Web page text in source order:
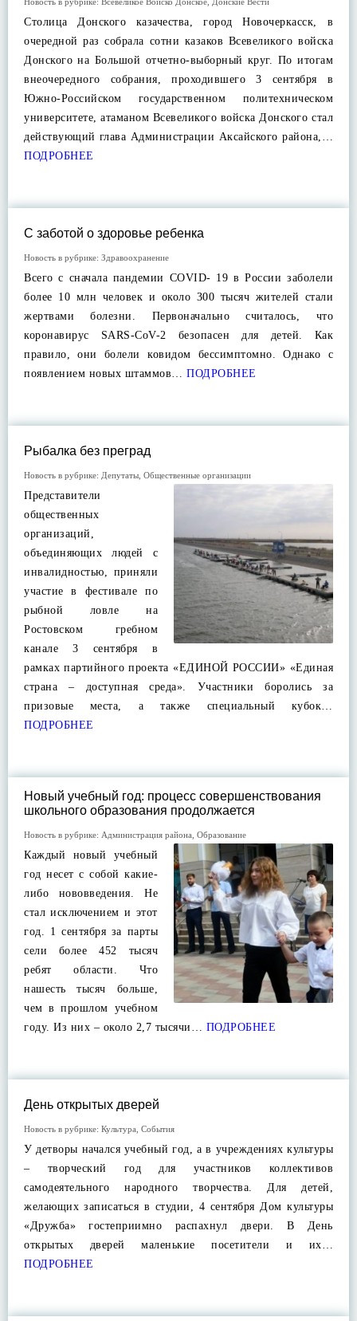
Столица Донского казачества, город Новочеркасск, в
очередной раз собрала сотни казаков Всевеликого войска
Донского на Большой отчетно-выборный круг. По итогам
внеочередного собрания, проходившего 3 сентября в
Южно-Российском государственном политехническом
университете, атаманом Всевеликого войска Донского стал
действующий глава Администрации Аксайского района,…
ПОДРОБНЕЕ
С заботой о здоровье ребенка
Новость в рубрике: Здравоохранение
Всего с сначала пандемии COVID- 19 в России заболели
более 10 млн человек и около 300 тысяч жителей стали
жертвами болезни. Первоначально считалось, что
коронавирус SARS-CoV-2 безопасен для детей. Как
правило, они болели ковидом бессимптомно. Однако с
появлением новых штаммов… ПОДРОБНЕЕ
Рыбалка без преград
Новость в рубрике: Депутаты Общественные организации
Представители
общественных
организаций,
объединяющих людей с
инвалидностью, приняли
участие в фестивале по
рыбной ловле на
Ростовском гребном
канале 3 сентября в
рамках партийного проекта «ЕДИНОЙ РОССИИ» «Единая
страна – доступная среда». Участники боролись за
призовые места, а также специальный кубок…
ПОДРОБНЕЕ
Новый учебный год: процесс совершенствования
школьного образования продолжается
Новость в рубрике: Администрация района Образование
Каждый новый учебный
год несет с собой какие-
либо нововведения. Не
стал исключением и этот
год. 1 сентября за парты
сели более 452 тысяч
ребят области. Что
нашесть тысяч больше,
чем в прошлом учебном
году. Из них – около 2,7 тысячи… ПОДРОБНЕЕ
День открытых дверей
Новость в рубрике: Культура События
У детворы начался учебный год, а в учреждениях культуры
– творческий год для участников коллективов
самодеятельного народного творчества. Для детей,
желающих записаться в студии, 4 сентября Дом культуры
«Дружба» гостеприимно распахнул двери. В День
открытых дверей маленькие посетители и их…
ПОДРОБНЕЕ